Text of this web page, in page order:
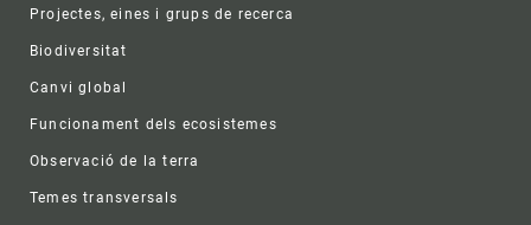
Projectes, eines i grups de recerca
Biodiversitat
Canvi global
Funcionament dels ecosistemes
Observació de la terra
Temes transversals